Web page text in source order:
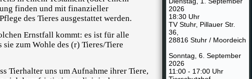
finden und mit finanzieller
des Tieres ausgestattet werden.
Ernstfall kommt: es ist für alle
zum Wohle des (r) Tieres/Tiere
Tierhalter uns um Aufnahme ihrer Tiere,
2026
18:30 Uhr
TV Stuhr, Pillauer Str.
36,
28816 Stuhr / Moordeich
Sonntag, 6. September
2026
11:00 - 17:00 Uhr